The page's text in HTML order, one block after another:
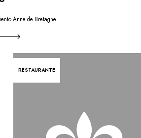
Anne de Bretagne
RESTAURANTE